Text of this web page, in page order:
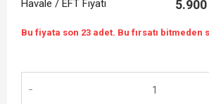
Havale / EFT Fiyatı
Bu fiyata son 23 adet. Bu fırsatı bitmeden